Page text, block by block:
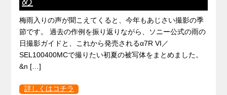
梅雨入りの声が聞こえてくると、今年もあじさい撮影の季
節です。 過去の作例を振り返りながら、ソニー公式の雨の
日撮影ガイドと、これから発売されるα7R VI／
SEL100400MCで撮りたい初夏の被写体をまとめました。
&n […]
詳しくはコチラ